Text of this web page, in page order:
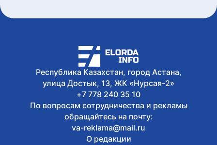
Поддельные госномера продавали по
всему Казахстану, организатор
незаконной схемы задержан
Республика Казахстан, город Астана,
улица Достык, 13, ЖК «Нурсая-2»
+7 778 240 35 10
По вопросам сотрудничества и рекламы
обращайтесь на почту:
va-reklama@mail.ru
О редакции